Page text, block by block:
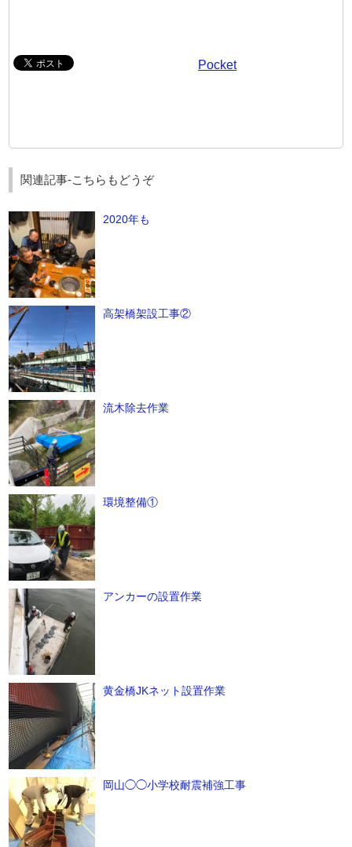
Pocket
関連記事-こちらもどうぞ
2020年も
高架橋架設工事②
流木除去作業
環境整備①
アンカーの設置作業
黄金橋JKネット設置作業
岡山◯◯小学校耐震補強工事